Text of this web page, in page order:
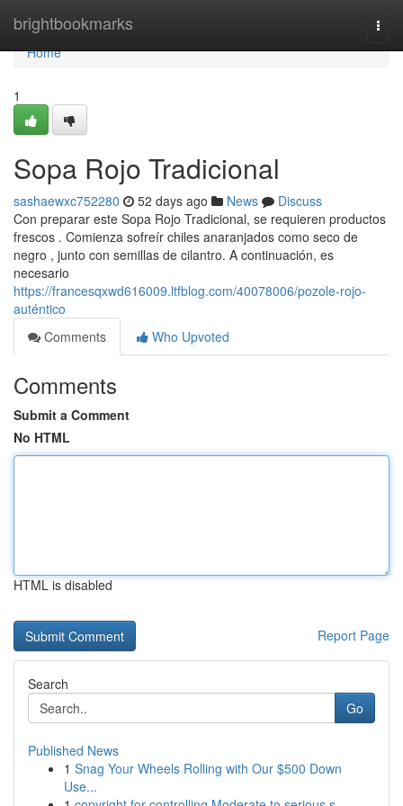
brightbookmarks
Home
Home
1
Sopa Rojo Tradicional
sashaewxc752280 52 days ago News
Discuss
Con preparar este Sopa Rojo Tradicional, se requieren productos
frescos . Comienza sofreír chiles anaranjados como seco de
negro , junto con semillas de cilantro. A continuación, es
necesario
https://francesqxwd616009.ltfblog.com/40078006/pozole-rojo-
auténtico
Comments
Who Upvoted
Comments
Submit a Comment
No HTML
HTML is disabled
Report Page
Search
Go
Published News
1 Snag Your Wheels Rolling with Our $500 Down
Use...